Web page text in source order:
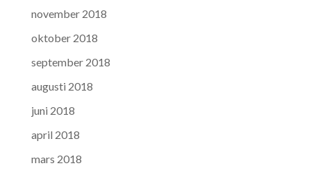
november 2018
oktober 2018
september 2018
augusti 2018
juni 2018
april 2018
mars 2018